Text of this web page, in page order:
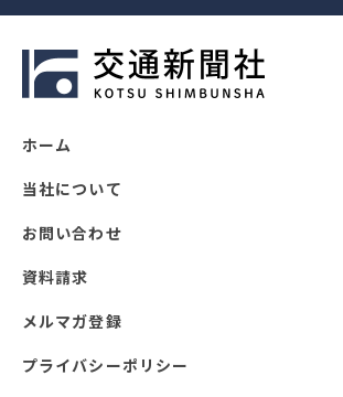
ホーム
当社について
お問い合わせ
資料請求
メルマガ登録
プライバシーポリシー